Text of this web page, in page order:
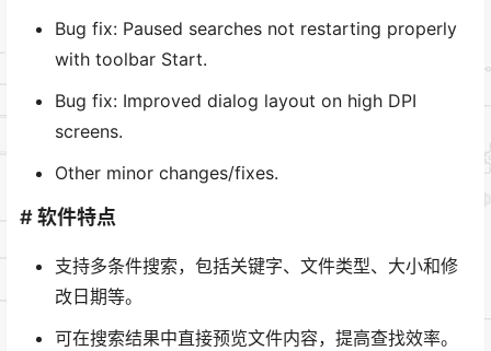
Bug fix: Paused searches not restarting properly
with toolbar Start.
Bug fix: Improved dialog layout on high DPI
screens.
Other minor changes/fixes.
# 软件特点
支持多条件搜索，包括关键字、文件类型、大小和修
改日期等。
可在搜索结果中直接预览文件内容，提高查找效率。